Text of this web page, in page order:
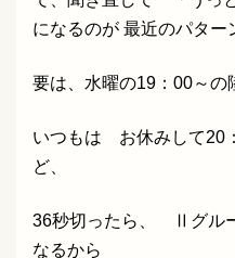
になるのが 最近のパター
要は、水曜の19：00～の
いつもは お休みして20
ど、
36秒切ったら、 Ⅱグル
なるから